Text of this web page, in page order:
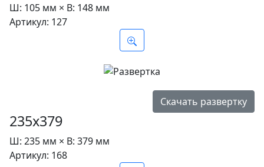
Ш: 105 мм × В: 148 мм
Артикул: 127
Скачать развертку
235х379
Ш: 235 мм × В: 379 мм
Артикул: 168